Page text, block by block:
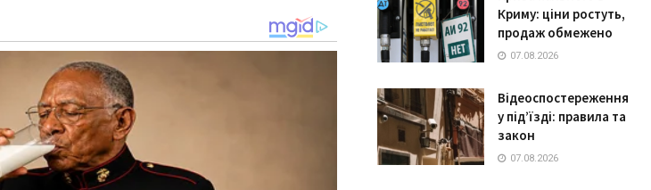
Криму: ціни ростуть,
продаж обмежено
07.08.2026
Відеоспостереження
у під’їзді: правила та
закон
07.08.2026